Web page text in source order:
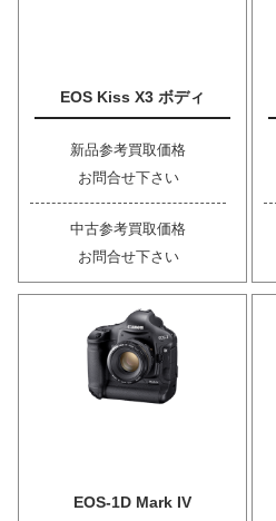
EOS Kiss X3 ボディ
新品参考買取価格
お問合せ下さい
中古参考買取価格
お問合せ下さい
EOS-1D Mark IV